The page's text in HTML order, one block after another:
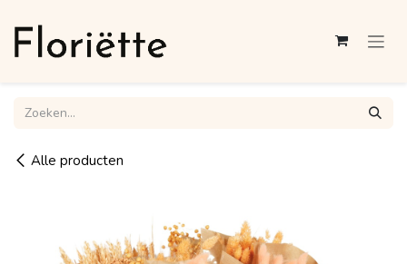
Alle producten